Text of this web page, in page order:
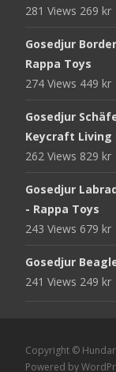
281 Views 269 kr
Gosedjur
Rappa Toys
274 Views 449 kr
Gosedjur
Keycraft Living
262 Views 829 kr
Gosedjur
- Rappa Toys
243 Views 679 kr
Gosedjur
241 Views 249 kr
Copyright ©
Powered by